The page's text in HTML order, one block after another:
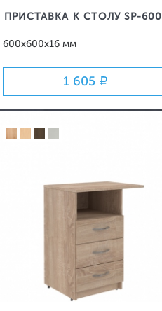
ПРИСТАВКА К СТОЛУ SP-600
600x600x16 мм
1 605